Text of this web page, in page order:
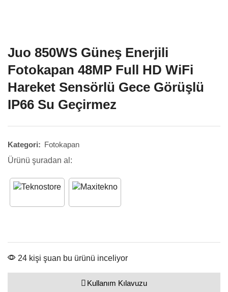
Juo 850WS Güneş Enerjili
Fotokapan 48MP Full HD WiFi
Hareket Sensörlü Gece Görüşlü
IP66 Su Geçirmez
Kategori: Fotokapan
Ürünü şuradan al:
24 kişi şuan bu ürünü inceliyor
Kullanım Kılavuzu